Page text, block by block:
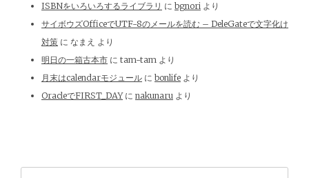
ISBNをいろいろするライブラリ に bgnori より
サイボウズOfficeでUTF-8のメールを読む – DeleGateで文字化け
対策 に なまえ より
明日の一箱古本市 に tam-tam より
月末はcalendarモジュール に bonlife より
OracleでFIRST_DAYに nakunaru より